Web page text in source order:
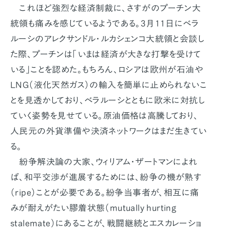
これほど強烈な経済制裁に、さすがのプーチン大
統領も痛みを感じているようである。3月11日にベラ
ルーシのアレクサンドル・ルカシェンコ大統領と会談し
た際、プーチンは「いまは経済が大きな打撃を受けて
いる」ことを認めた。もちろん、ロシアは欧州が石油や
LNG（液化天然ガス）の輸入を簡単に止められないこ
とを見透かしており、ベラルーシとともに欧米に対抗し
ていく姿勢を見せている。原油価格は高騰しており、
人民元の外貨準備や決済ネットワークはまだ生きてい
る。
紛争解決論の大家、ウィリアム・ザートマンによれ
ば、和平交渉が進展するためには、紛争の機が熟す
（ripe）ことが必要である。紛争当事者が、相互に痛
みが耐えがたい膠着状態（mutually hurting
stalemate）にあることが、戦闘継続とエスカレーショ